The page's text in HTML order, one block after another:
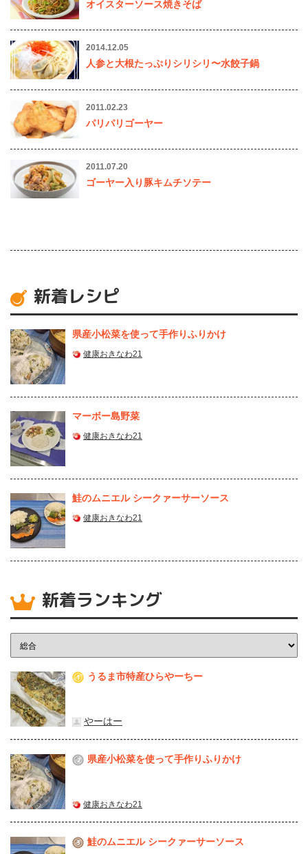
オイスターソース焼きそば
2014.12.05
人参と大根たっぷりシリシリ〜水餃子鍋
2011.02.23
パリパリゴーヤー
2011.07.20
ゴーヤー入り豚キムチソテー
新着レシピ
県産⼩松菜を使って⼿作りふりかけ
健康おきなわ21
マーボー島野菜
健康おきなわ21
鮭のムニエル シークァーサーソース
健康おきなわ21
新着ランキング
1 うるま市特産ひらやーちー
やーはー
2 県産⼩松菜を使って⼿作りふりかけ
健康おきなわ21
3 鮭のムニエル シークァーサーソース